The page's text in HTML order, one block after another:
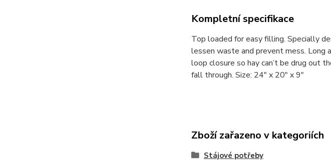
Kompletní specifikace
Top loaded for easy filling. Specially
lessen waste and prevent mess. Long
loop closure so hay can’t be drug out
fall through. Size: 24" x 20" x 9"
Zboží zařazeno v kategoriích
Stájové potřeby